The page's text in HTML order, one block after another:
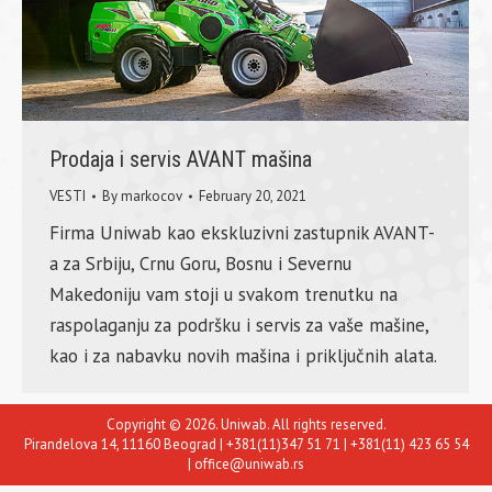
Prodaja i servis AVANT mašina
VESTI By markocov February 20, 2021
Firma Uniwab kao ekskluzivni zastupnik AVANT-
a za Srbiju, Crnu Goru, Bosnu i Severnu
Makedoniju vam stoji u svakom trenutku na
raspolaganju za podršku i servis za vaše mašine,
kao i za nabavku novih mašina i priključnih alata.
Copyright © 2026. Uniwab. All rights reserved.
Pirandelova 14, 11160 Beograd | +381(11)347 51 71 | +381(11) 423 65 54
| office@uniwab.rs